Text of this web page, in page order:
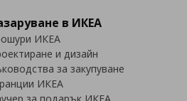
в ИКЕА
ИКЕА
и дизайн
за закупуване
ИКЕА